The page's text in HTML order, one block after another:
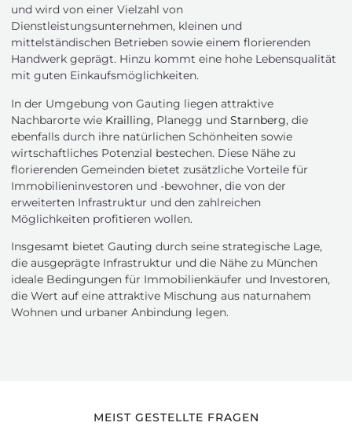
und wird von einer Vielzahl von
Dienstleistungsunternehmen, kleinen und
mittelständischen Betrieben sowie einem florierenden
Handwerk geprägt. Hinzu kommt eine hohe Lebensqualität
mit guten Einkaufsmöglichkeiten.
In der Umgebung von Gauting liegen attraktive
Nachbarorte wie Krailling, Planegg und Starnberg, die
ebenfalls durch ihre natürlichen Schönheiten sowie
wirtschaftliches Potenzial bestechen. Diese Nähe zu
florierenden Gemeinden bietet zusätzliche Vorteile für
Immobilieninvestoren und -bewohner, die von der
erweiterten Infrastruktur und den zahlreichen
Möglichkeiten profitieren wollen.
Insgesamt bietet Gauting durch seine strategische Lage,
die ausgeprägte Infrastruktur und die Nähe zu München
ideale Bedingungen für Immobilienkäufer und Investoren,
die Wert auf eine attraktive Mischung aus naturnahem
Wohnen und urbaner Anbindung legen.
MEIST GESTELLTE FRAGEN